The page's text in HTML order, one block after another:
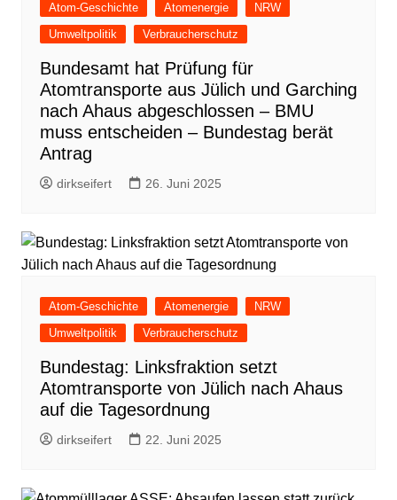
Atom-Geschichte Atomenergie
NRW
Umweltpolitik
Verbraucherschutz
Bundesamt hat Prüfung für
Atomtransporte aus Jülich und Garching
nach Ahaus abgeschlossen – BMU
muss entscheiden – Bundestag berät
Antrag
dirkseifert 26. Juni 2025
Atom-Geschichte Atomenergie
NRW
Umweltpolitik
Verbraucherschutz
Bundestag: Linksfraktion setzt
Atomtransporte von Jülich nach Ahaus
auf die Tagesordnung
dirkseifert 22. Juni 2025